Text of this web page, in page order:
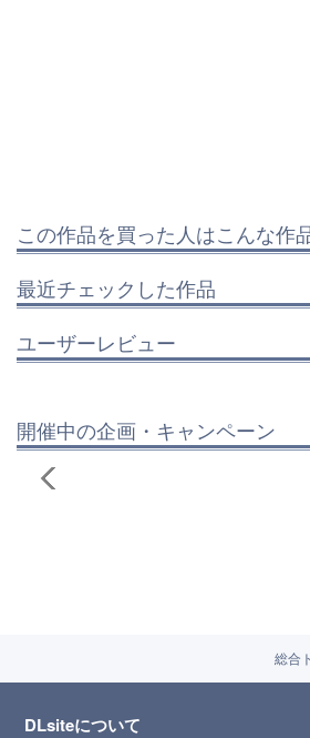
この作品を買った人はこんな作
最近チェックした作品
ユーザーレビュー
開催中の企画・キャンペーン
総合
DLsiteについて